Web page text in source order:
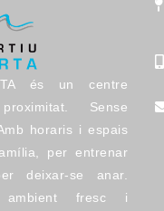
és un centre
Sense
horaris i espais
per entrenar
deixar-se anar.
ambient fresc i